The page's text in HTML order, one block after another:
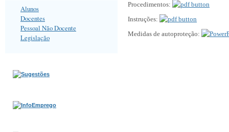
Procedimentos:
Instruções:
Medidas de autoproteção:
Alunos
Docentes
Pessoal Não Docente
Legislação